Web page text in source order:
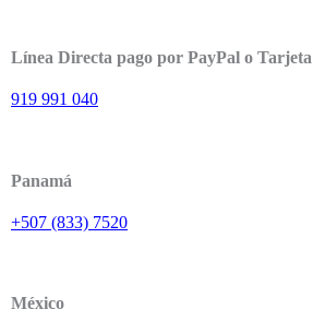
Línea Directa pago por PayPal o Tarjeta
919 991 040
Panamá
+507 (833) 7520
México